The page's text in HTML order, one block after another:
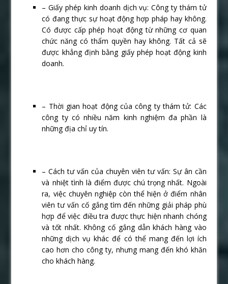
– Giấy phép kinh doanh dịch vụ: Công ty thám tử
có đang thực sự hoạt động hợp pháp hay không.
Có được cấp phép hoạt động từ những cơ quan
chức năng có thẩm quyền hay không. Tất cả sẽ
được khẳng định bằng giấy phép hoạt động kinh
doanh.
– Thời gian hoạt động của công ty thám tử: Các
công ty có nhiều năm kinh nghiệm đa phần là
những địa chỉ uy tín.
– Cách tư vấn của chuyên viên tư vấn: Sự ân cần
và nhiệt tình là điểm được chú trọng nhất. Ngoài
ra, việc chuyên nghiệp còn thể hiện ở điểm nhân
viên tư vấn cố gắng tìm đến những giải pháp phù
hợp để việc điều tra được thực hiện nhanh chóng
và tốt nhất. Không cố gắng dẫn khách hàng vào
những dịch vụ khác để có thể mang đến lợi ích
cao hơn cho công ty, nhưng mang đến khó khăn
cho khách hàng.